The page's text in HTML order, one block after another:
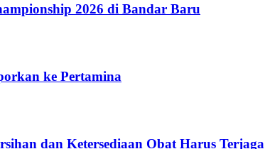
2026 di Bandar Baru
ke Pertamina
dan Ketersediaan Obat Harus Terjaga